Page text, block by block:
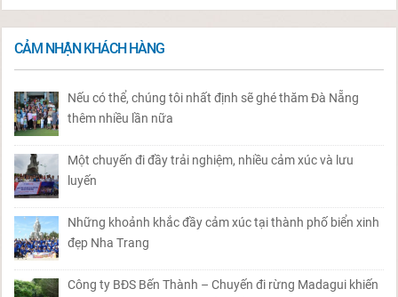
CẢM NHẬN KHÁCH HÀNG
Nếu có thể, chúng tôi nhất định sẽ ghé thăm Đà Nẵng
thêm nhiều lần nữa
Một chuyến đi đầy trải nghiệm, nhiều cảm xúc và lưu
luyến
Những khoảnh khắc đầy cảm xúc tại thành phố biển xinh
đẹp Nha Trang
Công ty BĐS Bến Thành – Chuyến đi rừng Madagui khiến